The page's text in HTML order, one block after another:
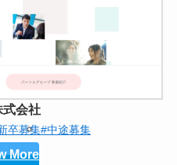
式会社
卒募集#中途募集
More